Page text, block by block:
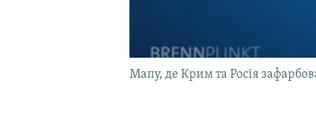
Мапу, де Крим та Росія